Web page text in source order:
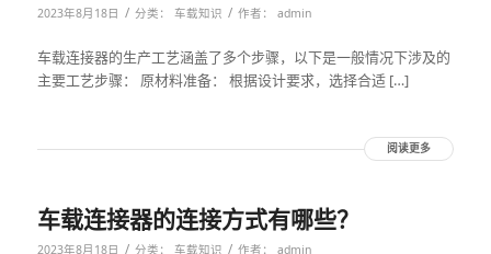
2023年8月18日 / 分类： 车载知识 / 作者： admin
车载连接器的生产工艺涵盖了多个步骤，以下是一般情况下涉及的
主要工艺步骤： 原材料准备： 根据设计要求，选择合适 […]
阅读更多
车载连接器的连接方式有哪些？
2023年8月18日 / 分类： 车载知识 / 作者： admin